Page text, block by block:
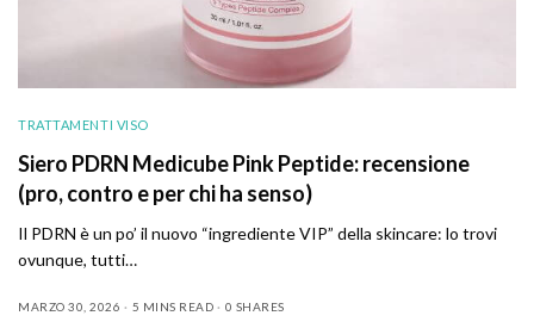
TRATTAMENTI VISO
Siero PDRN Medicube Pink Peptide: recensione
(pro, contro e per chi ha senso)
Il PDRN è un po’ il nuovo “ingrediente VIP” della skincare: lo trovi
ovunque, tutti…
MARZO 30, 2026 5 MINS READ 0 SHARES